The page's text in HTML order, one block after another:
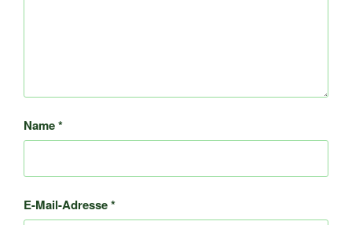
Name*
E-Mail-Adresse*